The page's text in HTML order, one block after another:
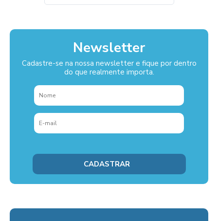
Newsletter
Cadastre-se na nossa newsletter e fique por dentro
do que realmente importa.